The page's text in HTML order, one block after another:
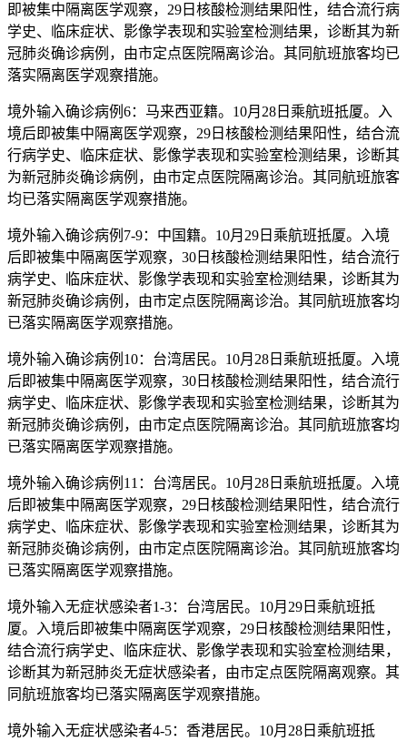
即被集中隔离医学观察，29日核酸检测结果阳性，结合流行病
学史、临床症状、影像学表现和实验室检测结果，诊断其为新
冠肺炎确诊病例，由市定点医院隔离诊治。其同航班旅客均已
落实隔离医学观察措施。
境外输入确诊病例6：马来西亚籍。10月28日乘航班抵厦。入
境后即被集中隔离医学观察，29日核酸检测结果阳性，结合流
行病学史、临床症状、影像学表现和实验室检测结果，诊断其
为新冠肺炎确诊病例，由市定点医院隔离诊治。其同航班旅客
均已落实隔离医学观察措施。
境外输入确诊病例7-9：中国籍。10月29日乘航班抵厦。入境
后即被集中隔离医学观察，30日核酸检测结果阳性，结合流行
病学史、临床症状、影像学表现和实验室检测结果，诊断其为
新冠肺炎确诊病例，由市定点医院隔离诊治。其同航班旅客均
已落实隔离医学观察措施。
境外输入确诊病例10：台湾居民。10月28日乘航班抵厦。入境
后即被集中隔离医学观察，30日核酸检测结果阳性，结合流行
病学史、临床症状、影像学表现和实验室检测结果，诊断其为
新冠肺炎确诊病例，由市定点医院隔离诊治。其同航班旅客均
已落实隔离医学观察措施。
境外输入确诊病例11：台湾居民。10月28日乘航班抵厦。入境
后即被集中隔离医学观察，29日核酸检测结果阳性，结合流行
病学史、临床症状、影像学表现和实验室检测结果，诊断其为
新冠肺炎确诊病例，由市定点医院隔离诊治。其同航班旅客均
已落实隔离医学观察措施。
境外输入无症状感染者1-3：台湾居民。10月29日乘航班抵
厦。入境后即被集中隔离医学观察，29日核酸检测结果阳性，
结合流行病学史、临床症状、影像学表现和实验室检测结果，
诊断其为新冠肺炎无症状感染者，由市定点医院隔离观察。其
同航班旅客均已落实隔离医学观察措施。
境外输入无症状感染者4-5：香港居民。10月28日乘航班抵